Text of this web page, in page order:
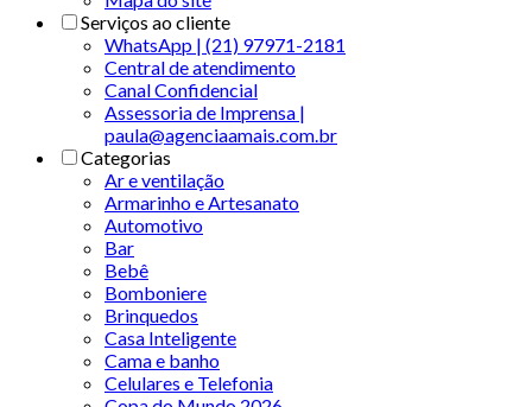
Serviços ao cliente
WhatsApp | (21) 97971-2181
Central de atendimento
Canal Confidencial
Assessoria de Imprensa |
paula@agenciaamais.com.br
Categorias
Ar e ventilação
Armarinho e Artesanato
Automotivo
Bar
Bebê
Bomboniere
Brinquedos
Casa Inteligente
Cama e banho
Celulares e Telefonia